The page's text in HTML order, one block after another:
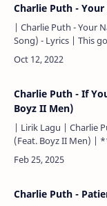
Charlie Puth -
| Charlie Puth - Your
Song) - Lyrics | This goes out to the most beautiful
girl that I saw just the
and …
Charlie Puth - If
Boyz II Men)
| Lirik Lagu | Charlie
(Feat. Boyz II Men) | ***Charlie Puth*** No, this is
not goodbye. Tidak,
swear…
Charlie Puth -